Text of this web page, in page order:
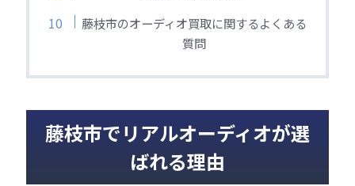
藤枝市のオーディオ買取に関するよくある
質問
藤枝市でリアルオーディオが選
ばれる理由